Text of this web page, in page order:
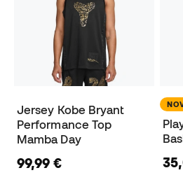
Jersey Kobe Bryant
Performance Top
Mamba Day
99,99 €